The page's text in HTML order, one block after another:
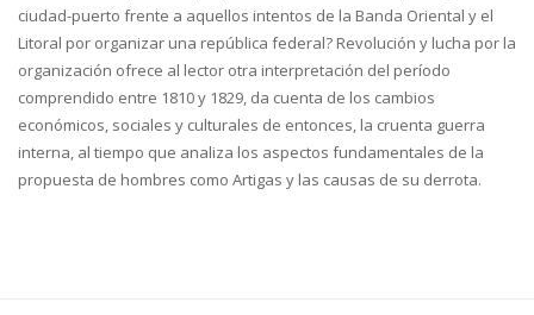
ciudad-puerto frente a aquellos intentos de la Banda Oriental y el
Litoral por organizar una república federal? Revolución y lucha por la
organización ofrece al lector otra interpretación del período
comprendido entre 1810 y 1829, da cuenta de los cambios
económicos, sociales y culturales de entonces, la cruenta guerra
interna, al tiempo que analiza los aspectos fundamentales de la
propuesta de hombres como Artigas y las causas de su derrota.